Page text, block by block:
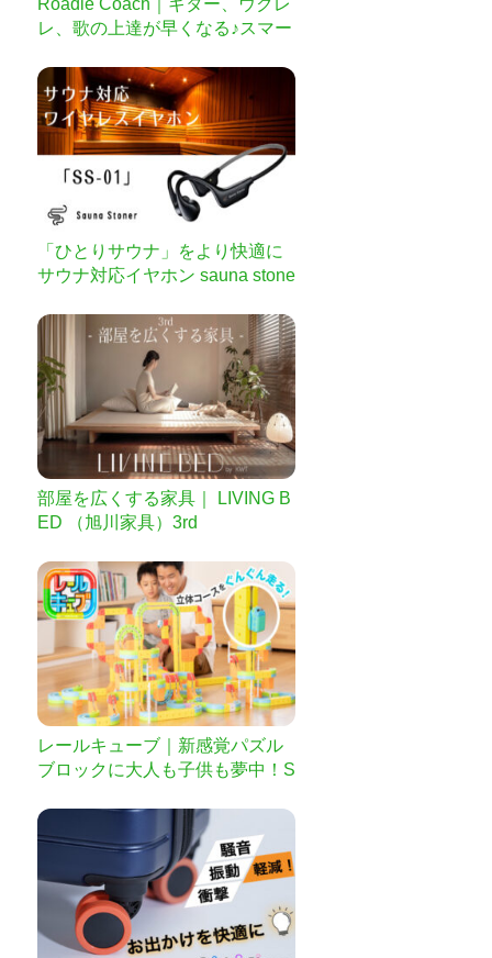
レ、歌の上達が早くなる♪スマー
「ひとりサウナ」をより快適に
サウナ対応イヤホン sauna stone
部屋を広くする家具｜ LIVING B
ED （旭川家具）3rd
レールキューブ｜新感覚パズル
ブロックに大人も子供も夢中！S